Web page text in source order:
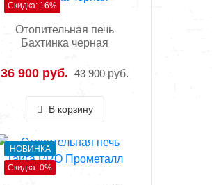
Скидка: 16%
Отопительная печь
Бахтинка черная
36 900 руб. 43 900 руб.
В корзину
НОВИНКА
Скидка: 0%